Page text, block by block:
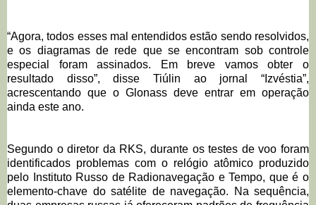
“Agora, todos esses mal entendidos estão sendo resolvidos,
e os diagramas de rede que se encontram sob controle
especial foram assinados. Em breve vamos obter o
resultado disso”, disse Tiúlin ao jornal “Izvéstia”,
acrescentando que o Glonass deve entrar em operação
ainda este ano.
Segundo o diretor da RKS, durante os testes de voo foram
identificados problemas com o relógio atômico produzido
pelo Instituto Russo de Radionavegação e Tempo, que é o
elemento-chave do satélite de navegação. Na sequência,